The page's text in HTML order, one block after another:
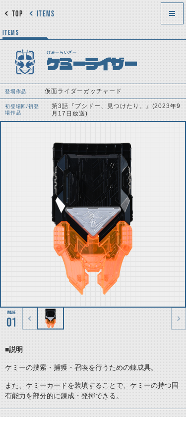
ITEMS
TOP
ITEMS
けみーらいざー
ケミーライザー
登場作品 仮面ライダーガッチャード
初登場回/初登
場作品
第3話『ブシドー、見つけたり。』(2023年9
月17日放送)
01
■説明
ケミーの捜索・捕獲・召喚を行うための錬成具。
また、ケミーカードを装填することで、ケミーの持つ固
有能力を部分的に錬成・発揮できる。